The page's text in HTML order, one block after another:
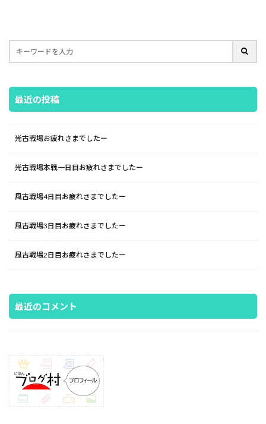
最近の投稿
光古戦場お疲れさまでしたー
光古戦場本戦一日目お疲れさまでしたー
風古戦場4日目お疲れさまでしたー
風古戦場3日目お疲れさまでしたー
風古戦場2日目お疲れさまでしたー
最近のコメント